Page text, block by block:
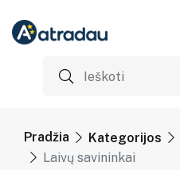
Pradžia Kategorijos
Laivų savininkai